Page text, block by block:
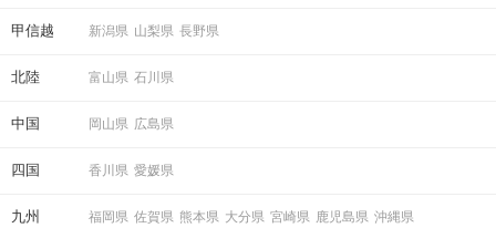
甲信越 新潟県 山梨県 長野県
北陸 富山県 石川県
中国 岡山県 広島県
四国 香川県 愛媛県
九州
福岡県 佐賀県 熊本県 大分県 宮崎県 鹿児島県 沖縄県